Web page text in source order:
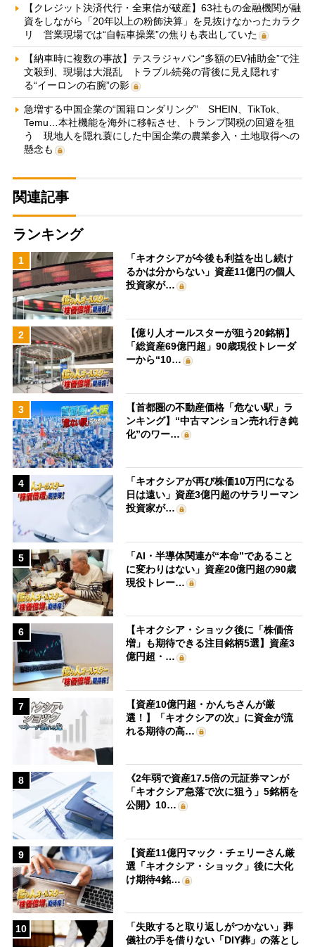
【クレジット決済代行・全東信が破産】63社もの金融機関が融
資をしながら「20年以上の粉飾決算」を見抜けなかったカラク
リ 営業現場では“自転車操業”の焦りも表出していた
【納車時に複数の事故】テスラジャパン“多額のEV補助金”で注
文殺到、現場は大混乱 トラブル続発の背後に見え隠れす
る“イーロンの右腕”の影
急増する中国企業の“国籍ロンダリング” SHEIN、TikTok、
Temu…本社機能を海外に移転させ、トランプ関税の回避を狙
う 現地人を隠れ蓑にした中国企業の農業参入・土地取得への
懸念も
関連記事
ランキング
1
「キオクシアが今後も利益を出し続け
るかは分からない」資産11億円の個人
投資家が…
2
【億り人オールスターが狙う20銘柄】
「総資産69億円超」90歳現役トレーダ
ーから“10…
3
【首都圏の不動産価格「危ない駅」ラ
ンキング】“中古マンション売れ行き鈍
化”のワー…
4
「キオクシアが再び株価10万円になる
日は遠い」資産3億円超のサラリーマン
投資家が…
5
「AI・半導体関連が“本命”であること
に変わりはない」資産20億円超の90歳
現役トレー…
6
【キオクシア・ショック後に「株価倍
増」も期待できる注目銘柄5選】資産3
億円超・…
7
【資産10億円超・かんちさんが厳
選！】「キオクシアの次」に資金が流
れる期待の高…
8
《2年弱で資産17.5倍の元証券マンが
「キオクシア急落で次に狙う」5銘柄を
公開》10…
9
【資産11億円マック・チェリーさん厳
選「キオクシア・ショック」後に大化
け期待4銘…
10
「失敗すると取り返しがつかない」葬
儀社の手を借りない「DIY葬」の落とし